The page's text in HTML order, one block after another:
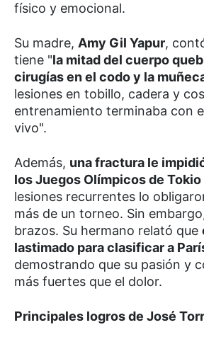
físico y emocional.
Su madre, Amy Gil Yapur,
tiene "la mitad del cuerpo
cirugías en el codo y la
lesiones en tobillo, cadera y
entrenamiento terminaba con
vivo".
Además, una fractura le
los Juegos Olímpicos de
lesiones recurrentes lo
más de un torneo. Sin
brazos. Su hermano relató que
lastimado para clasificar a
demostrando que su pasión y
más fuertes que el dolor.
Principales logros de José